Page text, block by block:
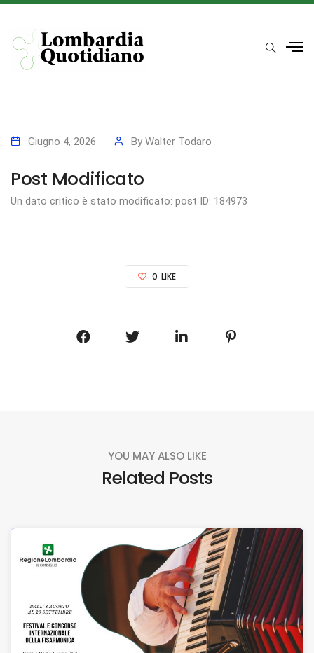
Giugno 4, 2026 By Walter Todaro
Post Modificato
Un dato critico è stato modificato: post ID: 184973
0 LIKE
YOU MAY ALSO LIKE
Related Posts